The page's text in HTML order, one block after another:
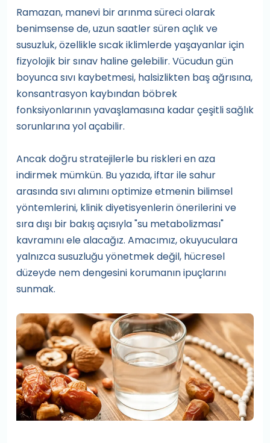
Ramazan, manevi bir arınma süreci olarak
benimsense de, uzun saatler süren açlık ve
susuzluk, özellikle sıcak iklimlerde yaşayanlar için
fizyolojik bir sınav haline gelebilir. Vücudun gün
boyunca sıvı kaybetmesi, halsizlikten baş ağrısına,
konsantrasyon kaybından böbrek
fonksiyonlarının yavaşlamasına kadar çeşitli sağlık
sorunlarına yol açabilir.
Ancak doğru stratejilerle bu riskleri en aza
indirmek mümkün. Bu yazıda, iftar ile sahur
arasında sıvı alımını optimize etmenin bilimsel
yöntemlerini, klinik diyetisyenlerin önerilerini ve
sıra dışı bir bakış açısıyla "su metabolizması"
kavramını ele alacağız. Amacımız, okuyuculara
yalnızca susuzluğu yönetmek değil, hücresel
düzeyde nem dengesini korumanın ipuçlarını
sunmak.